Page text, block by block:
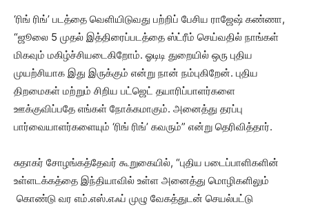
‘ரிங் ரிங்’ படத்தை வெளியிடுவது பற்றிப் பேசிய ராஜேஷ் கண்ணா,
“ஜூலை 5 முதல் இத்திரைப்படத்தை ஸ்ட்ரீம் செய்வதில் நாங்கள்
மிகவும் மகிழ்ச்சியடைகிறோம். ஓடிடி துறையில் ஒரு புதிய
முயற்சியாக இது இருக்கும் என்று நான் நம்புகிறேன். புதிய
திறமைகள் மற்றும் சிறிய பட்ஜெட் தயாரிப்பாளர்களை
ஊக்குவிப்பதே எங்கள் நோக்கமாகும். அனைத்து தரப்பு
பார்வையாளர்களையும் ‘ரிங் ரிங்’ கவரும்” என்று தெரிவித்தார்.
சுதாகர் சோழங்கத்தேவர் கூறுகையில், “புதிய படைப்பாளிகளின்
உள்ளடக்கத்தை இந்தியாவில் உள்ள அனைத்து மொழிகளிலும்
கொண்டு வர எம்.எஸ்.எஃப் முழு வேகத்துடன் செயல்பட்டு